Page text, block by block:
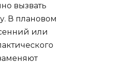
вызвать
В плановом
или